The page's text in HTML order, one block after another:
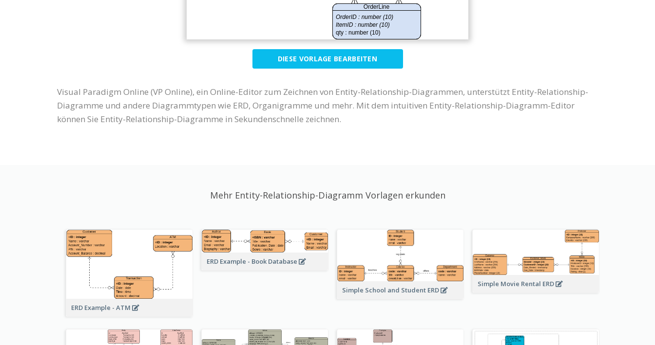
DIESE VORLAGE BEARBEITEN
Visual Paradigm Online (VP Online), ein Online-Editor zum Zeichnen von Entity-Relationship-Diagrammen, unterstützt Entity-Relationship-
Diagramme und andere Diagrammtypen wie ERD, Organigramme und mehr. Mit dem intuitiven Entity-Relationship-Diagramm-Editor
können Sie Entity-Relationship-Diagramme in Sekundenschnelle zeichnen.
Mehr Entity-Relationship-Diagramm Vorlagen erkunden
ERD Example - ATM
ERD Example - Book Database
Simple School and Student ERD
Simple Movie Rental ERD